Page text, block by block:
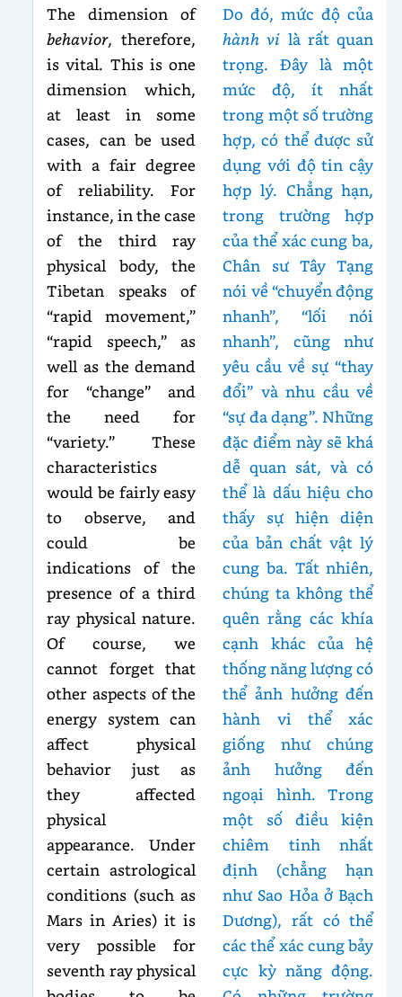
The dimension of
behavior, therefore,
is vital. This is one
dimension which,
at least in some
cases, can be used
with a fair degree
of reliability. For
instance, in the case
of the third ray
physical body, the
Tibetan speaks of
“rapid movement,”
“rapid speech,” as
well as the demand
for “change” and
the need for
“variety.” These
characteristics
would be fairly easy
to observe, and
could be
indications of the
presence of a third
ray physical nature.
Of course, we
cannot forget that
other aspects of the
energy system can
affect physical
behavior just as
they affected
physical
appearance. Under
certain astrological
conditions (such as
Mars in Aries) it is
very possible for
seventh ray physical
Do đó, mức độ của
hành vi là rất quan
trọng. Đây là một
mức độ, ít nhất
trong một số trường
hợp, có thể được sử
dụng với độ tin cậy
hợp lý. Chẳng hạn,
trong trường hợp
của thể xác cung ba,
Chân sư Tây Tạng
nói về “chuyển động
nhanh”, “lối nói
nhanh”, cũng như
yêu cầu về sự “thay
đổi” và nhu cầu về
“sự đa dạng”. Những
đặc điểm này sẽ khá
dễ quan sát, và có
thể là dấu hiệu cho
thấy sự hiện diện
của bản chất vật lý
cung ba. Tất nhiên,
chúng ta không thể
quên rằng các khía
cạnh khác của hệ
thống năng lượng có
thể ảnh hưởng đến
hành vi thể xác
giống như chúng
ảnh hưởng đến
ngoại hình. Trong
một số điều kiện
chiêm tinh nhất
định (chẳng hạn
như Sao Hỏa ở Bạch
Dương), rất có thể
các thể xác cung bảy
cực kỳ năng động.